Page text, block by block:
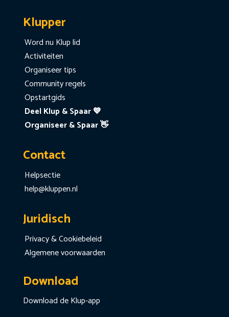
Klupper
Word nu Klup lid
Activiteiten
Organiseer tips
Community regels
Opstartgids
Deel Klup & Spaar 💙
Organiseer & Spaar 👋
Contact
Helpsectie
help@kluppen.nl
Juridisch
Privacy & Cookiebeleid
Algemene voorwaarden
Download
Download de Klup-app